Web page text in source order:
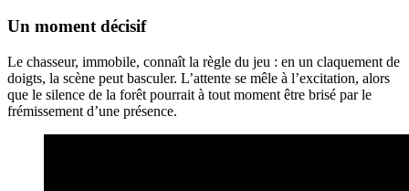
Un moment décisif
Le chasseur, immobile, connaît la règle du jeu : en un claquement de
doigts, la scène peut basculer. L’attente se mêle à l’excitation, alors
que le silence de la forêt pourrait à tout moment être brisé par le
frémissement d’une présence.